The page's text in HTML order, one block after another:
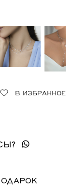
В ИЗБРАННОЕ